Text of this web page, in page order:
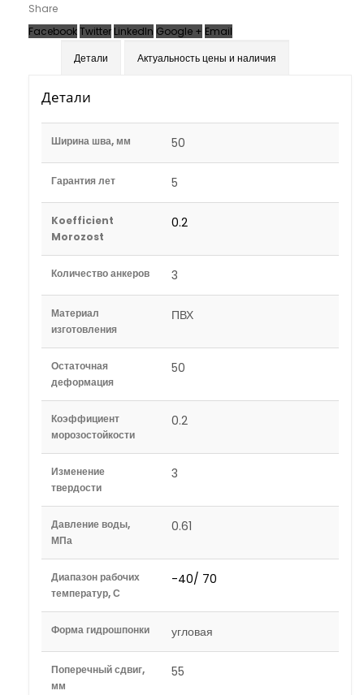
Share
FacebookTwitter LinkedIn Google + Email
Детали
Актуальность цены и наличия
Детали
Ширина шва, мм 50
Гарантия лет 5
Koefficient
Morozost
0.2
Количество анкеров 3
Материал
изготовления
ПВХ
Остаточная
деформация
50
Коэффициент
морозостойкости
0.2
Изменение
твердости
3
Давление воды,
МПа
0.61
Диапазон рабочих
температур, С
-40/ 70
Форма гидрошпонки угловая
Поперечный сдвиг,
мм
55